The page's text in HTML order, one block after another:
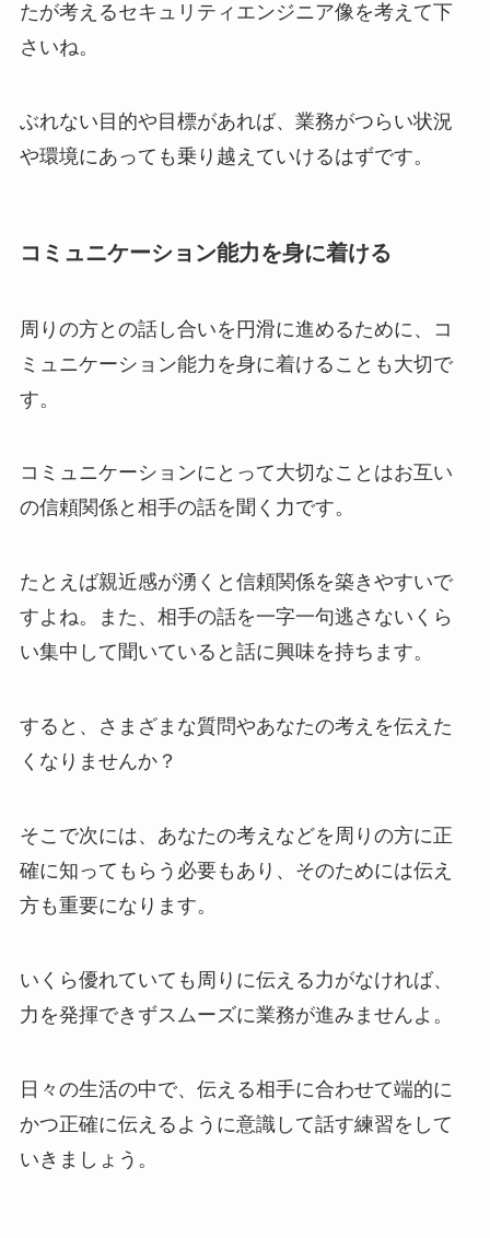
たが考えるセキュリティエンジニア像を考えて下
さいね。
ぶれない目的や目標があれば、業務がつらい状況
や環境にあっても乗り越えていけるはずです。
コミュニケーション能力を身に着ける
周りの方との話し合いを円滑に進めるために、コ
ミュニケーション能力を身に着けることも大切で
す。
コミュニケーションにとって大切なことはお互い
の信頼関係と相手の話を聞く力です。
たとえば親近感が湧くと信頼関係を築きやすいで
すよね。また、相手の話を一字一句逃さないくら
い集中して聞いていると話に興味を持ちます。
すると、さまざまな質問やあなたの考えを伝えた
くなりませんか？
そこで次には、あなたの考えなどを周りの方に正
確に知ってもらう必要もあり、そのためには伝え
方も重要になります。
いくら優れていても周りに伝える力がなければ、
力を発揮できずスムーズに業務が進みませんよ。
日々の生活の中で、伝える相手に合わせて端的に
かつ正確に伝えるように意識して話す練習をして
いきましょう。